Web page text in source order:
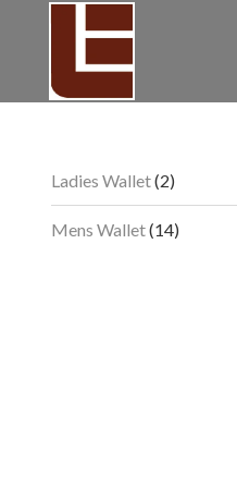
Ladies Wallet 22
products
Mens Wallet 1414